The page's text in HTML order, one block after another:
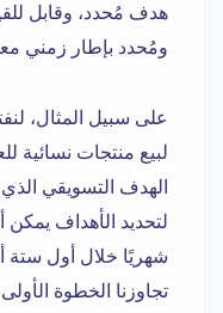
هدف مُحدد، وقابل
ومُحدد بإطار زمني
على سبيل المثال،
لبيع منتجات نسائية
الهدف التسويقي
شهريًا خلال أول ستة
تجاوزنا الخطوة